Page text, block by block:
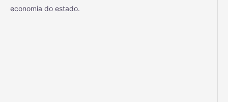
economia do estado.